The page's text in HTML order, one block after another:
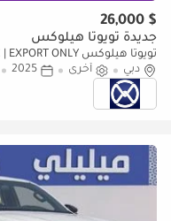
$ 26,000
جديدة تويوتا هيلوكس
تويوتا هيلوكس TOYOTA HILUX DC | EXPORT ONLY (للتصدير فقط)
دبي
أخرى 2025